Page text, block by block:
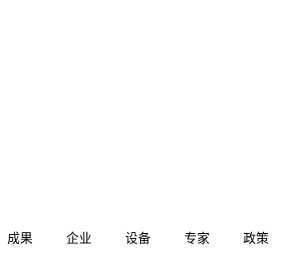
成果 企业 设备 专家 政策